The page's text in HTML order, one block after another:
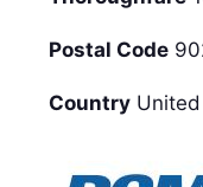
Postal Code
Country